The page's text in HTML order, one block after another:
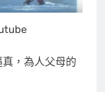
，為人父母的